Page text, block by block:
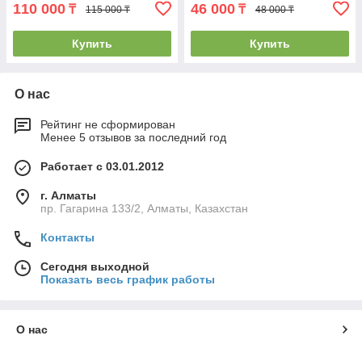
110 000 ₸ 115 000 ₸
Купить
46 000 ₸ 48 000 ₸
Купить
О нас
Рейтинг не сформирован
Менее 5 отзывов за последний год
Работает с 03.01.2012
г. Алматы
пр. Гагарина 133/2, Алматы, Казахстан
Контакты
Сегодня выходной
Показать весь график работы
О нас